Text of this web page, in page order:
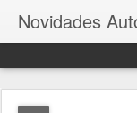
Novidades